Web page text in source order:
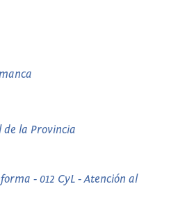
de la Provincia
- 012 CyL - Atención al